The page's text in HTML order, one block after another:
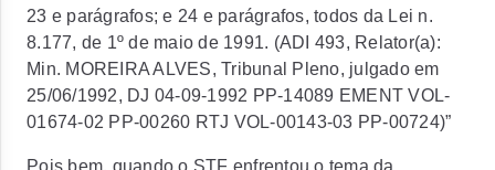
23 e parágrafos; e 24 e parágrafos, todos da Lei n.
8.177, de 1º de maio de 1991. (ADI 493, Relator(a):
Min. MOREIRA ALVES, Tribunal Pleno, julgado em
25/06/1992, DJ 04-09-1992 PP-14089 EMENT VOL-
01674-02 PP-00260 RTJ VOL-00143-03 PP-00724)”
Pois bem, quando o STF enfrentou o tema da